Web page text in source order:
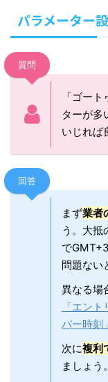
パラメーター
質問
「ゴー
ターが多
いじれば
回答
まず業者
う。大抵
で
問題ない
異なる場
「エン
バー時刻」
次に複利
ましょう。